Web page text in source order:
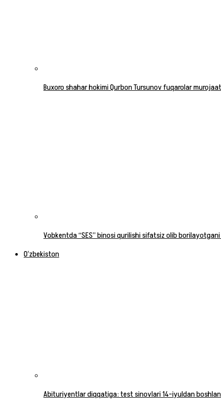
Buxoro shahar hokimi Qurbon Tursunov fuqarolar
Vobkentda “SES” binosi qurilishi sifatsiz olib
O‘zbekiston
Abituriyentlar diqqatiga: test sinovlari 14-iyuldan